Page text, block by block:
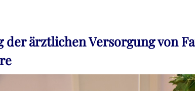
der ärztlichen Versorgung von